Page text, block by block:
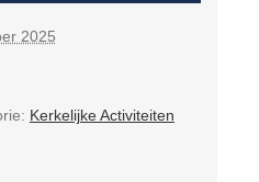
2025
Kerkelijke Activiteiten